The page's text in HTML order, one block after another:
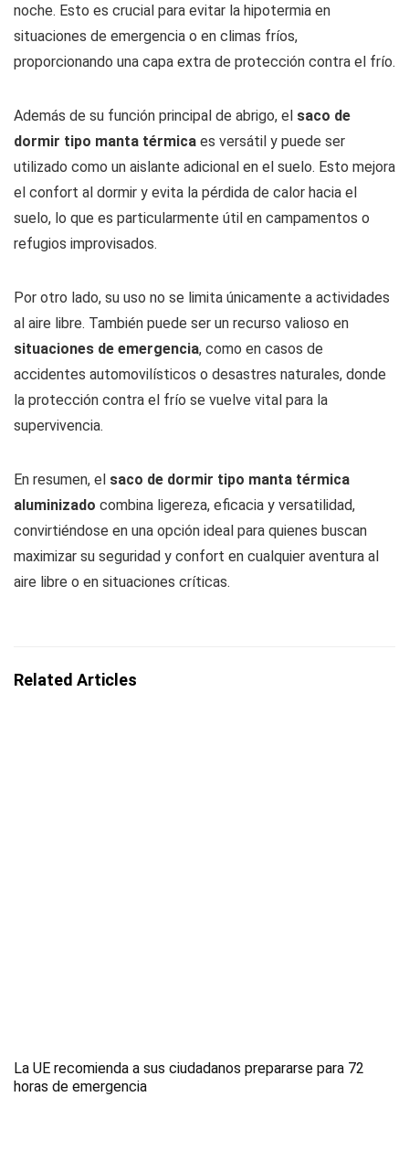
noche. Esto es crucial para evitar la hipotermia en
situaciones de emergencia o en climas fríos,
proporcionando una capa extra de protección contra el frío.
Además de su función principal de abrigo, el saco de
dormir tipo manta térmica es versátil y puede ser
utilizado como un aislante adicional en el suelo. Esto mejora
el confort al dormir y evita la pérdida de calor hacia el
suelo, lo que es particularmente útil en campamentos o
refugios improvisados.
Por otro lado, su uso no se limita únicamente a actividades
al aire libre. También puede ser un recurso valioso en
situaciones de emergencia, como en casos de
accidentes automovilísticos o desastres naturales, donde
la protección contra el frío se vuelve vital para la
supervivencia.
En resumen, el saco de dormir tipo manta térmica
aluminizado combina ligereza, eficacia y versatilidad,
convirtiéndose en una opción ideal para quienes buscan
maximizar su seguridad y confort en cualquier aventura al
aire libre o en situaciones críticas.
Related Articles
La UE recomienda a sus ciudadanos prepararse para 72
horas de emergencia